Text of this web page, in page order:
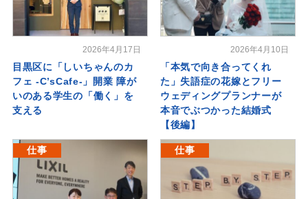
2026年4月17日
目黒区に「しいちゃんのカ
フェ -C’sCafe-」開業 障が
いのある学生の「働く」を
支える
2026年4月10日
「本気で向き合ってくれ
た」失語症の花嫁とフリー
ウェディングプランナーが
本音でぶつかった結婚式
【後編】
仕事 仕事